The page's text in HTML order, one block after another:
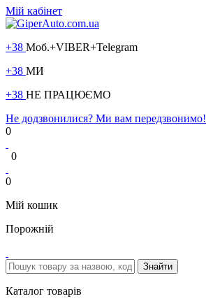
Мій кабінет
+38 Моб.+VIBER+Telegram
+38 МИ
+38 НЕ ПРАЦЮЄМО
Не додзвонилися? Ми вам передзвонимо!
0
0
0
Мій кошик
Порожній
Каталог товарів